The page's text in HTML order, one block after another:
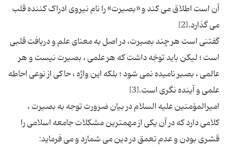
آن است اطلاق می کند و «بصیرت» را نام نیروی ادراک کننده قلب
گفتنى است هر چند بصیرت، در اصل به معناى علم و دریافت قلبی
است ؛ لیكن باید توجّه داشت كه هر علمى ، بصیرت نیست و هر
عالمى ، بصیر نامیده نمى شود ؛ بلكه این واژه ، حاكى از نوعى احاطه
امیرالمۆمنین علیه السلام در بیان ضرورت توجه به بصیرت ،
کلامی دارد که در آن یکی از مهمترین مشکلات جامعه اسلامی را